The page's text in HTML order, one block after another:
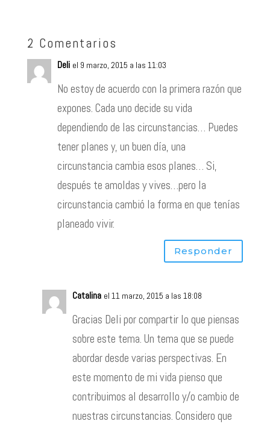
2 Comentarios
Deli el 9 marzo, 2015 a las 11:03
No estoy de acuerdo con la primera razón que
expones. Cada uno decide su vida
dependiendo de las circunstancias… Puedes
tener planes y, un buen día, una
circunstancia cambia esos planes… Si,
después te amoldas y vives…pero la
circunstancia cambió la forma en que tenías
planeado vivir.
Responder
Catalina el 11 marzo, 2015 a las 18:08
Gracias Deli por compartir lo que piensas
sobre este tema. Un tema que se puede
abordar desde varias perspectivas. En
este momento de mi vida pienso que
contribuimos al desarrollo y/o cambio de
nuestras circunstancias. Considero que